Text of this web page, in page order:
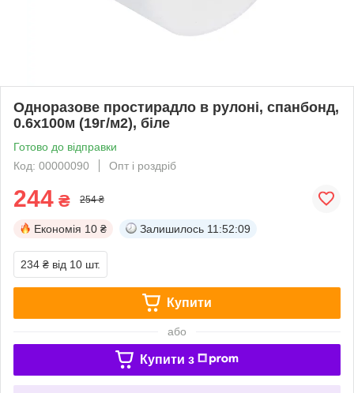
Одноразове простирадло в рулоні, спанбонд,
0.6х100м (19г/м2), біле
Готово до відправки
Код: 00000090
Опт і роздріб
244 ₴ 254 ₴
Економія 10 ₴ Залишилось 11:52:08
234 ₴ від 10 шт.
Купити
або
Купити з